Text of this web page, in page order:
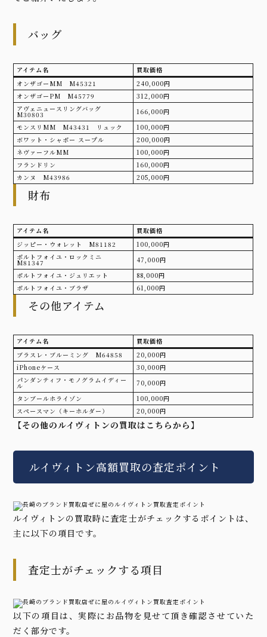
バッグ
アイテム名
買取価格
オンザゴーMM M45321
240,000円
オンザゴーPM M45779
312,000円
アヴェニュースリングバッグ
M30803
166,000円
モンスリMM M43431 リュック
100,000円
ボワット・シャポー スープル
200,000円
ネヴァーフルMM
100,000円
フランドリン
160,000円
カンヌ M43986
205,000円
財布
アイテム名
買取価格
ジッピー・ウォレット M81182
100,000円
ポルトフォイユ・ロックミニ
M81347
47,000円
ポルトフォイユ・ジュリエット
88,000円
ポルトフォイユ・ブラザ
61,000円
その他アイテム
アイテム名
買取価格
ブラスレ・ブルーミング M64858
20,000円
iPhoneケース
30,000円
パンダンティフ・モノグラムイディー
ル
70,000円
タンブールホライゾン
100,000円
スペースマン（キーホルダー）
20,000円
【その他のルイヴィトンの買取はこちらから】
ルイヴィトン高額買取の査定ポイント
ルイヴィトンの買取時に査定士がチェックするポイントは、
主に以下の項目です。
査定士がチェックする項目
以下の項目は、実際にお品物を見せて頂き確認させていた
だく部分です。